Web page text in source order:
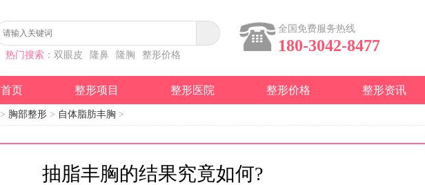
热门搜索： 双眼皮 隆鼻 隆胸 整形价格
全国免费服务热线
180-3042-8477
首页 整形项目 整形医院 整形价格 整形资讯
> 胸部整形 > 自体脂肪丰胸 >
抽脂丰胸的结果究竟如何?